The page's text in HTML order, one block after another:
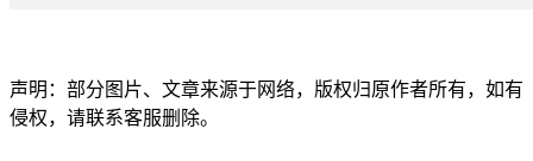
声明：部分图片、文章来源于网络，版权归原作者所有，如有
侵权，请联系客服删除。